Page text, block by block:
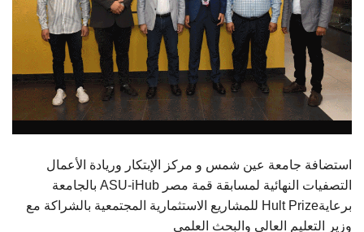
الزائـرون
سجل الان
استضافة جامعة عين شمس و مركز الإبتكار وريادة الأعمال
بالجامعة ASU-iHub التصفيات النهائية لمسابقة قمة مصر
للمشاريع الاستثمارية المجتمعية بالشراكة مع Hult Prizeبرعاية
وزير التعليم العالي والبحث العلمي